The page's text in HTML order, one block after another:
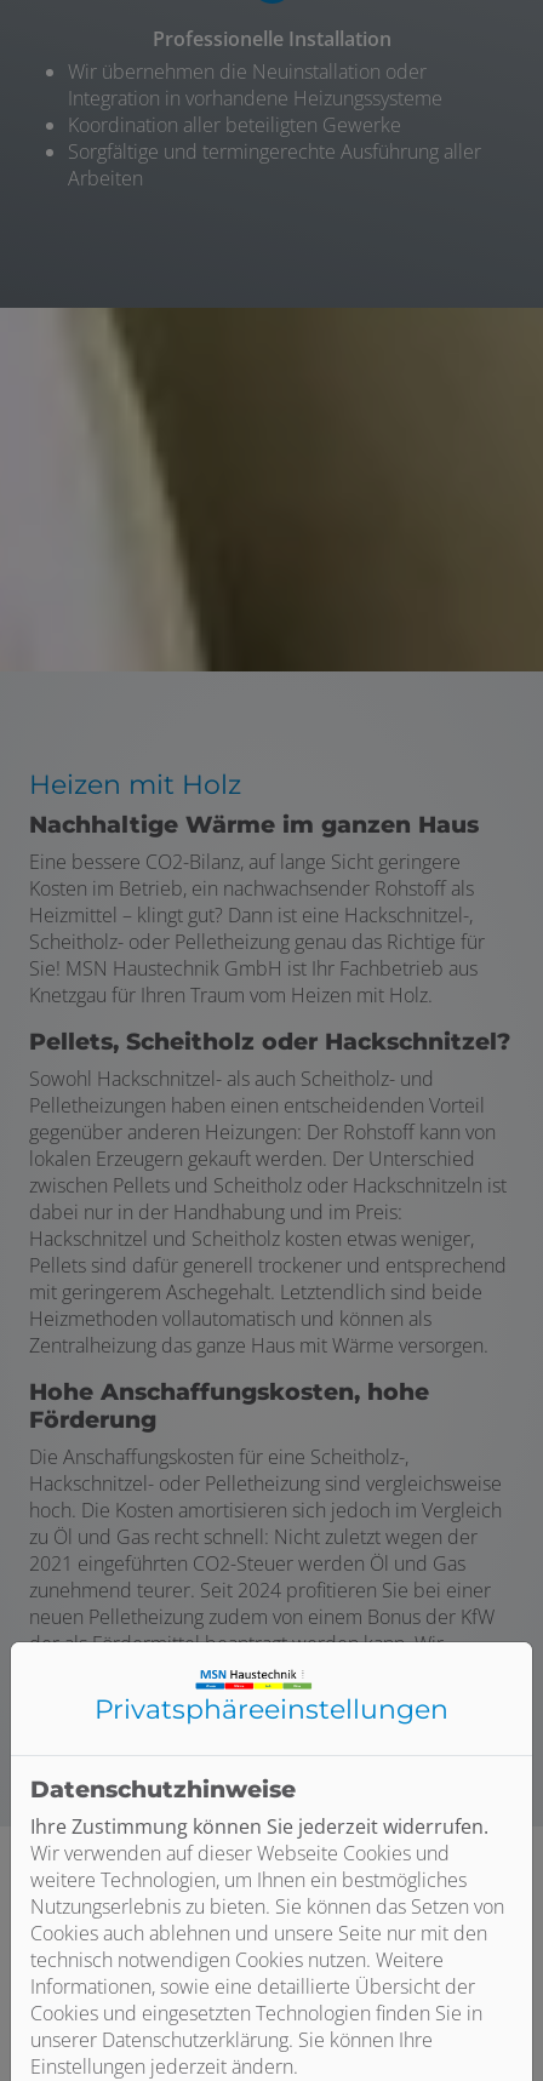
Professionelle Installation
Wir übernehmen die Neuinstallation oder
Integration in vorhandene Heizungssysteme
Koordination aller beteiligten Gewerke
Sorgfältige und termingerechte Ausführung aller
Arbeiten
Heizen mit Holz
Nachhaltige Wärme im ganzen Haus
Eine bessere CO2-Bilanz, auf lange Sicht geringere
Kosten im Betrieb, ein nachwachsender Rohstoff als
Heizmittel – klingt gut? Dann ist eine Hackschnitzel-,
Scheitholz- oder Pelletheizung genau das Richtige für
Sie! MSN Haustechnik GmbH ist Ihr Fachbetrieb aus
Knetzgau für Ihren Traum vom Heizen mit Holz.
Pellets, Scheitholz oder Hackschnitzel?
Sowohl Hackschnitzel- als auch Scheitholz- und
Pelletheizungen haben einen entscheidenden Vorteil
gegenüber anderen Heizungen: Der Rohstoff kann von
lokalen Erzeugern gekauft werden. Der Unterschied
zwischen Pellets und Scheitholz oder Hackschnitzeln ist
dabei nur in der Handhabung und im Preis:
Hackschnitzel und Scheitholz kosten etwas weniger,
Pellets sind dafür generell trockener und entsprechend
mit geringerem Aschegehalt. Letztendlich sind beide
Heizmethoden vollautomatisch und können als
Zentralheizung das ganze Haus mit Wärme versorgen.
Hohe Anschaffungskosten, hohe
Förderung
Die Anschaffungskosten für eine Scheitholz-,
Hackschnitzel- oder Pelletheizung sind vergleichsweise
hoch. Die Kosten amortisieren sich jedoch im Vergleich
zu Öl und Gas recht schnell: Nicht zuletzt wegen der
2021 eingeführten CO2-Steuer werden Öl und Gas
zunehmend teurer. Seit 2024 profitieren Sie bei einer
neuen Pelletheizung zudem von einem Bonus der KfW
der als Fördermittel beantragt werden kann. Wir
unterstützen Sie gerne bei der Beantragung Ihrer
Förderung, sprechen Sie uns einfach an!
Privatsphäre­einstellungen
Datenschutzhinweise
Ihre Zustimmung können Sie jederzeit widerrufen.
Wir verwenden auf dieser Webseite Cookies und
weitere Technologien, um Ihnen ein bestmögliches
Nutzungserlebnis zu bieten. Sie können das Setzen von
Cookies auch ablehnen und unsere Seite nur mit den
technisch notwendigen Cookies nutzen. Weitere
Informationen, sowie eine detaillierte Übersicht der
Cookies und eingesetzten Technologien finden Sie in
unserer Datenschutzerklärung. Sie können Ihre
Einstellungen jederzeit ändern.